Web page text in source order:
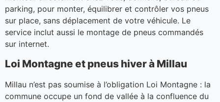
parking, pour monter, équilibrer et contrôler vos pneus
sur place, sans déplacement de votre véhicule. Le
service inclut aussi le montage de pneus commandés
sur internet.
Loi Montagne et pneus hiver à Millau
Millau n’est pas soumise à l’obligation Loi Montagne : la
commune occupe un fond de vallée à la confluence du